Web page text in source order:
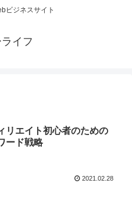
ビジネスサイト
イフ
リエイト初心者のための
ード戦略
2021.02.28